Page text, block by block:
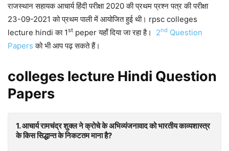
राजस्थान सहायक आचार्य हिंदी परीक्षा 2020 की प्रथम प्रश्न पत्र की परीक्षा
23-09-2021 को प्रथम पाली में आयोजित हुई थी। rpsc colleges
lecture hindi का 1st peper यहाँ दिया जा रहा है। 2nd Question
Papers को भी आप पढ़ सकते हैं।
colleges lecture Hindi Question
Papers
1. आचार्य रामचंद्र शुक्ल ने क्रोचे के अभिव्यंजनावाद को भारतीय काव्यशास्त्र
के किस सिद्धान्त के निकटतम माना है?